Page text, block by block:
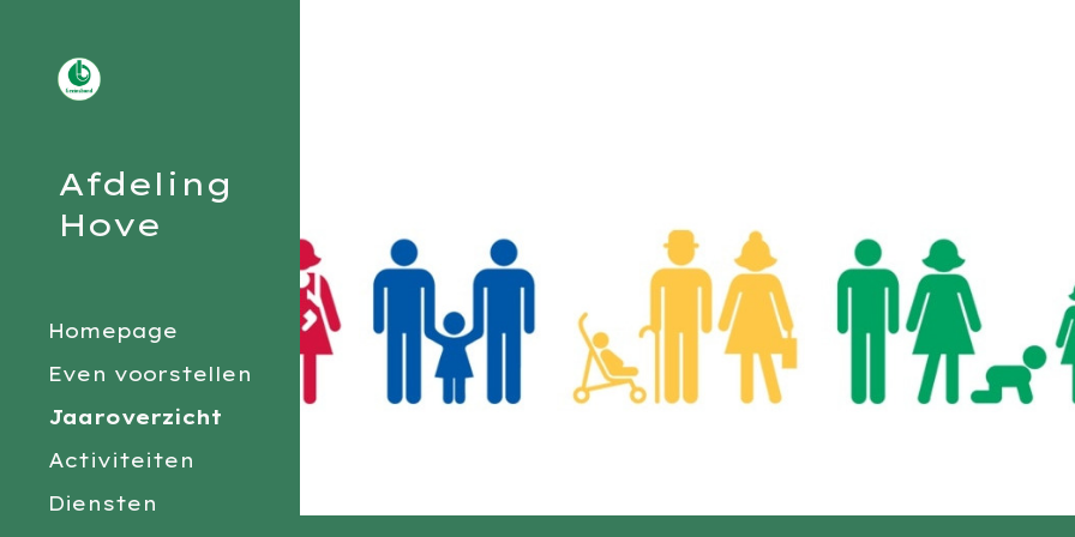
Afdeling
Hove
Homepage
Even voorstellen
Jaaroverzicht
Activiteiten
Diensten